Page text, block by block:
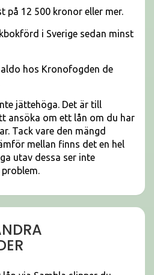
12 500 kronor eller mer.
i Sverige sedan minst
hos Kronofogden de
jättehöga. Det är till
ansöka om ett lån om du har
Tack vare den mängd
mellan finns det en hel
utav dessa ser inte